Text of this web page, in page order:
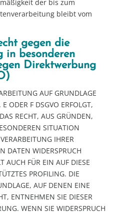
der bis zum
bleibt vom
gegen die
in besonderen
Direktwerbung
AUF GRUNDLAGE
ODER F DSGVO ERFOLGT,
RECHT, AUS GRÜNDEN,
SITUATION
IHRER
DATEN WIDERSPRUCH
AUCH FÜR EIN AUF DIESE
PROFILING. DIE
AUF DENEN EINE
ENTNEHMEN SIE DIESER
WENN SIE WIDERSPRUCH